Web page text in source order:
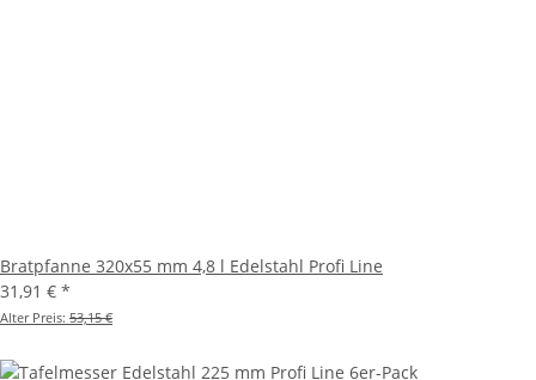
Bratpfanne 320x55 mm 4,8 l Edelstahl Profi Line
31,91 € *
Alter Preis: 53,15 €